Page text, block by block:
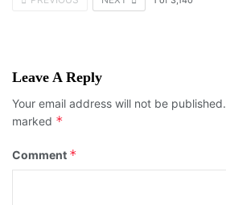
Leave A Reply
Your email address will not be published.
marked *
Comment *